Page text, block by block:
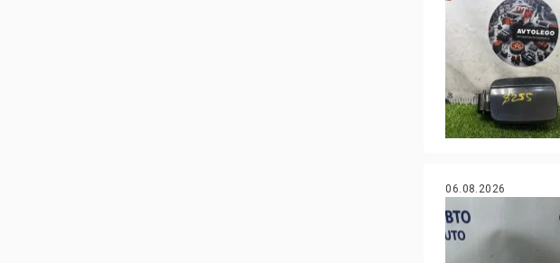
06.08.2026